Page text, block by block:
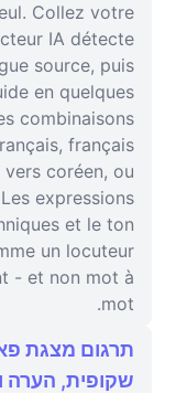
Collez votre
IA détecte
source, puis
en quelques
combinaisons
français
coréen, ou
expressions
et le ton
un locuteur
- et non mot à
mot.
תרגום מצגת
שקופית, הערה